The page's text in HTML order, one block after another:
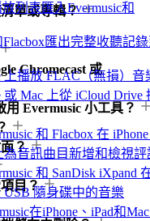
列表匯入Evermusic和
Flacbox匯出完整收聽記
上播放 FLAC（無損）音
或 Mac 上從 iCloud Drive
和 Flacbox 在
為音訊曲目新增和檢視評
和 SanDisk iXpand
USB 隨身碟中的音樂
在iPhone、iPad和
單或專輯？
Chromecast 或
Evermusic 小工具？
？
目？